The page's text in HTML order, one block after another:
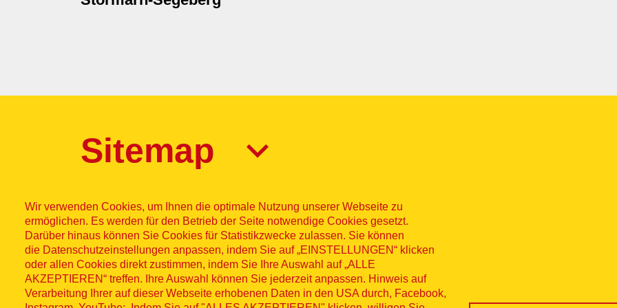
Wir verwenden Cookies, um Ihnen die optimale Nutzung unserer Webseite zu
ermöglichen. Es werden für den Betrieb der Seite notwendige Cookies gesetzt.
Darüber hinaus können Sie Cookies für Statistikzwecke zulassen. Sie können
die Datenschutzeinstellungen anpassen, indem Sie auf „EINSTELLUNGEN“ klicken
oder allen Cookies direkt zustimmen, indem Sie Ihre Auswahl auf „ALLE
AKZEPTIEREN“ treffen. Ihre Auswahl können Sie jederzeit anpassen. Hinweis auf
Verarbeitung Ihrer auf dieser Webseite erhobenen Daten in den USA durch, Facebook,
Sitemap
© ASB
2026
Fußzeilenmenü
Impressum Datenschutz
Widerruf